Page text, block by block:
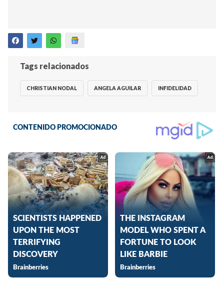
Tags relacionados
CHRISTIAN NODAL ANGELA AGUILAR INFIDELIDAD